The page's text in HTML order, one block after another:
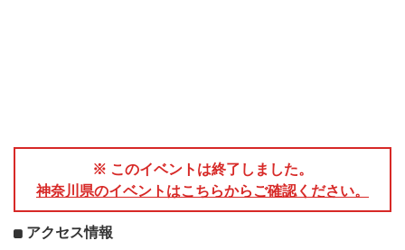
※ このイベントは終了しました。
神奈川県のイベントはこちらからご確認ください。
アクセス情報